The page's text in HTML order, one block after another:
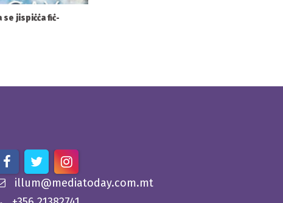
se jispiċċa fiċ-
illum@mediatoday.com.mt